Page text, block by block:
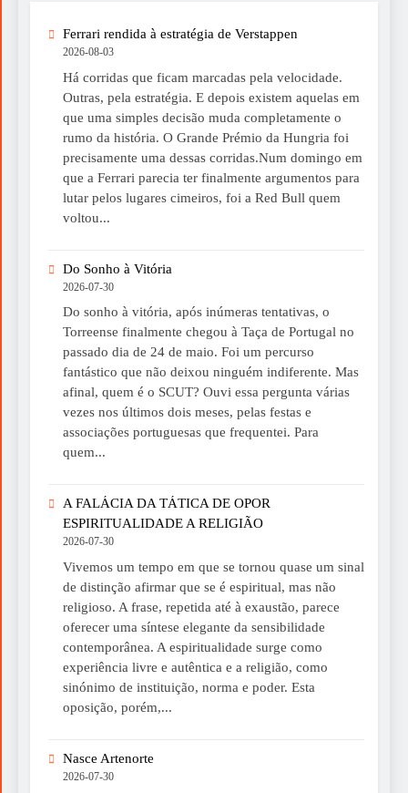
Ferrari rendida à estratégia de Verstappen
2026-08-03
Há corridas que ficam marcadas pela velocidade.
Outras, pela estratégia. E depois existem aquelas em
que uma simples decisão muda completamente o
rumo da história. O Grande Prémio da Hungria foi
precisamente uma dessas corridas.Num domingo em
que a Ferrari parecia ter finalmente argumentos para
lutar pelos lugares cimeiros, foi a Red Bull quem
voltou...
Do Sonho à Vitória
2026-07-30
Do sonho à vitória, após inúmeras tentativas, o
Torreense finalmente chegou à Taça de Portugal no
passado dia de 24 de maio. Foi um percurso
fantástico que não deixou ninguém indiferente. Mas
afinal, quem é o SCUT? Ouvi essa pergunta várias
vezes nos últimos dois meses, pelas festas e
associações portuguesas que frequentei. Para
quem...
A FALÁCIA DA TÁTICA DE OPOR
ESPIRITUALIDADE A RELIGIÃO
2026-07-30
Vivemos um tempo em que se tornou quase um sinal
de distinção afirmar que se é espiritual, mas não
religioso. A frase, repetida até à exaustão, parece
oferecer uma síntese elegante da sensibilidade
contemporânea. A espiritualidade surge como
experiência livre e autêntica e a religião, como
sinónimo de instituição, norma e poder. Esta
oposição, porém,...
Nasce Artenorte
2026-07-30